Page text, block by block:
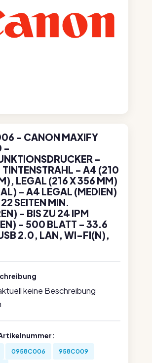
- CANON MAXIFY
-
-
TINTENSTRAHL - A4 (210
LEGAL (216 X 356 MM)
- A4 LEGAL (MEDIEN)
SEITEN MIN.
- BIS ZU 24 IPM
- 500 BLATT - 33.6
2.0, LAN, WI-FI(N),
keine Beschreibung
0958C006 958C009